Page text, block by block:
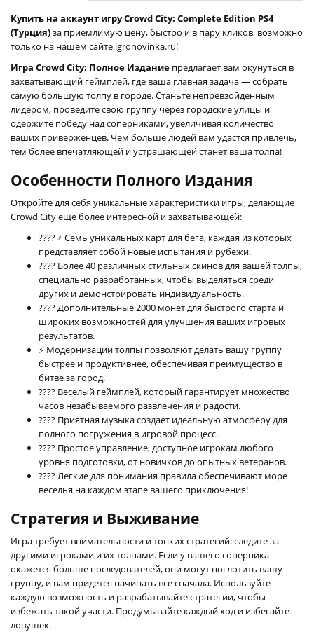
Купить на аккаунт игру Crowd City: Complete Edition PS4
(Турция)за приемлимую цену, быстро и в пару кликов, возможно
только на нашем сайте igronovinka.ru!
Игра Crowd City: Полное Издание предлагает вам окунуться в
захватывающий геймплей, где ваша главная задача — собрать
самую большую толпу в городе. Станьте непревзойденным
лидером, проведите свою группу через городские улицы и
одержите победу над соперниками, увеличивая количество
ваших приверженцев. Чем больше людей вам удастся привлечь,
тем более впечатляющей и устрашающей станет ваша толпа!
Особенности Полного Издания
Откройте для себя уникальные характеристики игры, делающие
Crowd City еще более интересной и захватывающей:
????‍♂️ Семь уникальных карт для бега, каждая из которых
представляет собой новые испытания и рубежи.
???? Более 40 различных стильных скинов для вашей толпы,
специально разработанных, чтобы выделяться среди
других и демонстрировать индивидуальность.
???? Дополнительные 2000 монет для быстрого старта и
широких возможностей для улучшения ваших игровых
результатов.
⚡ Модернизации толпы позволяют делать вашу группу
быстрее и продуктивнее, обеспечивая преимущество в
битве за город.
???? Веселый геймплей, который гарантирует множество
часов незабываемого развлечения и радости.
???? Приятная музыка создает идеальную атмосферу для
полного погружения в игровой процесс.
???? Простое управление, доступное игрокам любого
уровня подготовки, от новичков до опытных ветеранов.
???? Легкие для понимания правила обеспечивают море
веселья на каждом этапе вашего приключения!
Стратегия и Выживание
Игра требует внимательности и тонких стратегий: следите за
другими игроками и их толпами. Если у вашего соперника
окажется больше последователей, они могут поглотить вашу
группу, и вам придется начинать все сначала. Используйте
каждую возможность и разрабатывайте стратегии, чтобы
избежать такой участи. Продумывайте каждый ход и избегайте
ловушек.